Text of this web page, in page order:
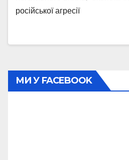
російської агресії
МИ У FACEBOOK